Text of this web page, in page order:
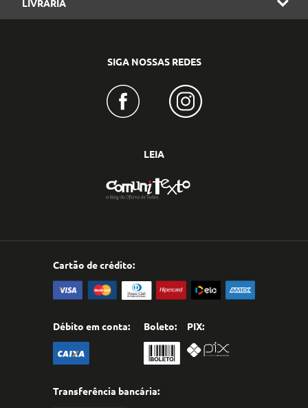
LIVRARIA
SIGA NOSSAS REDES
LEIA
Cartão de crédito:
Débito em conta: Boleto: PIX:
Transferência bancária: